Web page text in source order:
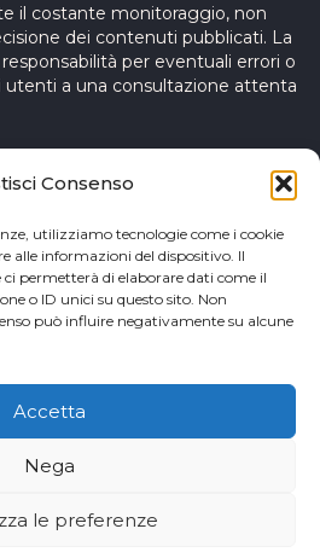
Consenso
utilizziamo tecnologie come i cookie
alle informazioni del dispositivo. Il
ci permetterà di elaborare dati come il
o ID unici su questo sito. Non
può influire negativamente su alcune
Accetta
Nega
le preferenze
il costante monitoraggio, non
dei contenuti pubblicati. La
per eventuali errori o
a una consultazione attenta